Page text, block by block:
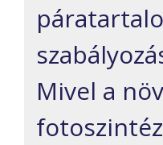
Mivel a